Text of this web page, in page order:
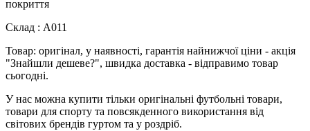
покриття
Склад : А011
Товар: оригінал, у наявності, гарантія найнижчої ціни - акція
"Знайшли дешеве?", швидка доставка - відправимо товар
сьогодні.
У нас можна купити тільки оригінальні футбольні товари,
товари для спорту та повсякденного використання від
світових брендів гуртом та у роздріб.